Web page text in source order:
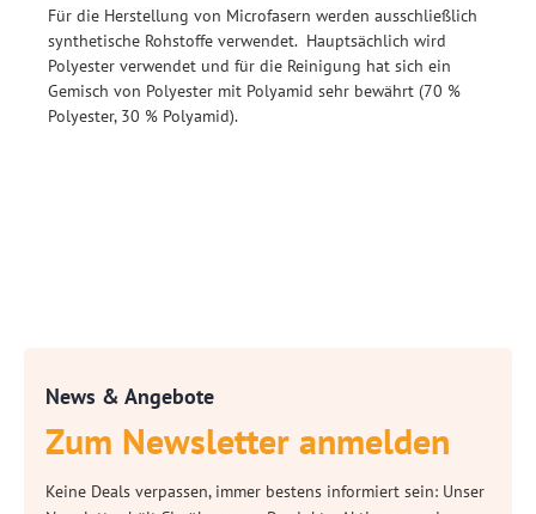
Für die Herstellung von Microfasern werden ausschließlich
synthetische Rohstoffe verwendet. Hauptsächlich wird
Polyester verwendet und für die Reinigung hat sich ein
Gemisch von Polyester mit Polyamid sehr bewährt (70 %
Polyester, 30 % Polyamid).
News & Angebote
Zum Newsletter anmelden
Keine Deals verpassen, immer bestens informiert sein: Unser